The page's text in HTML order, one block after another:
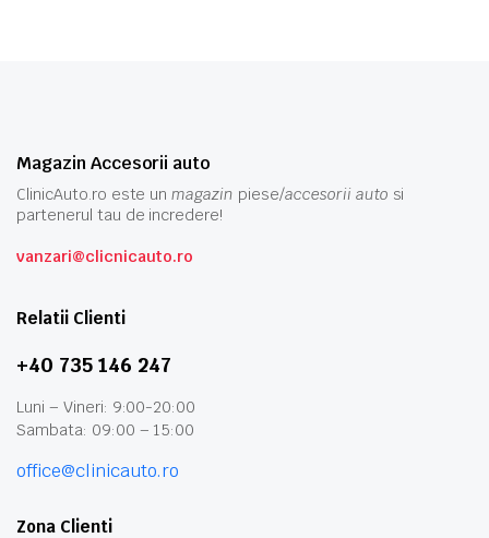
Magazin Accesorii auto
ClinicAuto.ro este unmagazin piese/accesorii auto si
partenerul tau de incredere!
vanzari@clicnicauto.ro
Relatii Clienti
+40 735 146 247
Luni – Vineri: 9:00-20:00
Sambata: 09:00 – 15:00
office@clinicauto.ro
Zona Clienti